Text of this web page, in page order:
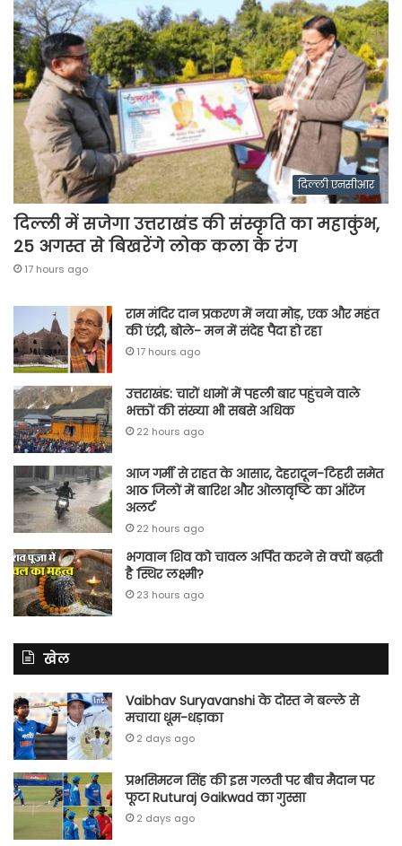
दिल्ली एनसीआर
दिल्ली में सजेगा उत्तराखंड की संस्कृति का महाकुंभ,
25 अगस्त से बिखरेंगे लोक कला के रंग
17 hours ago
राम मंदिर दान प्रकरण में नया मोड़, एक और महंत
की एंट्री, बोले- मन में संदेह पैदा हो रहा
17 hours ago
उत्तराखंड: चारों धामों में पहली बार पहुंचने वाले
भक्तों की संख्या भी सबसे अधिक
22 hours ago
आज गर्मी से राहत के आसार, देहरादून-टिहरी समेत
आठ जिलों में बारिश और ओलावृष्टि का ऑरेंज
अलर्ट
22 hours ago
भगवान शिव को चावल अर्पित करने से क्यों बढ़ती
है स्थिर लक्ष्मी?
23 hours ago
खेल
Vaibhav Suryavanshi के दोस्त ने बल्ले से
मचाया धूम-धड़ाका
2 days ago
प्रभसिमरन सिंह की इस गलती पर बीच मैदान पर
फूटा Ruturaj Gaikwad का गुस्सा
2 days ago